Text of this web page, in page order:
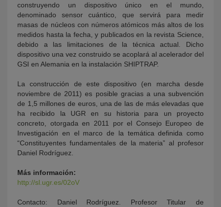
construyendo un dispositivo único en el mundo,
denominado sensor cuántico, que servirá para medir
masas de núcleos con números atómicos más altos de los
medidos hasta la fecha, y publicados en la revista Science,
debido a las limitaciones de la técnica actual. Dicho
dispositivo una vez construido se acoplará al acelerador del
GSI en Alemania en la instalación SHIPTRAP.
La construcción de este dispositivo (en marcha desde
noviembre de 2011) es posible gracias a una subvención
de 1,5 millones de euros, una de las de más elevadas que
ha recibido la UGR en su historia para un proyecto
concreto, otorgada en 2011 por el Consejo Europeo de
Investigación en el marco de la temática definida como
“Constituyentes fundamentales de la materia” al profesor
Daniel Rodríguez.
Más información:
http://sl.ugr.es/02oV
Contacto: Daniel Rodríguez. Profesor Titular de